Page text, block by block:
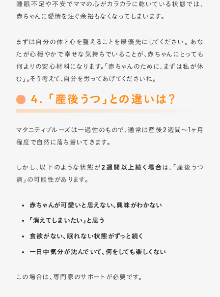
睡眠不足や不安でママの心がカラカラに乾いている状態では、
赤ちゃんに愛情を注ぐ余裕もなくなってしまいます。
まずは自分の体と心を整えることを最優先にしてください。 あな
たが心穏やかで幸せな気持ちでいることが、赤ちゃんにとっても
何よりの安心材料になります。「赤ちゃんのために、まずは私が休
む」。そう考えて、自分を労ってあげてくださいね。
4. 「産後うつ」との違いは？
マタニティブルーズは一過性のもので、通常は産後2週間〜1ヶ月
程度で自然に落ち着いてきます。
しかし、以下のような状態が2週間以上続く場合は、「産後うつ
病」の可能性があります。
赤ちゃんが可愛いと思えない、興味がわかない
「消えてしまいたい」と思う
食欲がない、眠れない状態がずっと続く
一日中気分が沈んでいて、何をしても楽しくない
この場合は、専門家のサポートが必要です。